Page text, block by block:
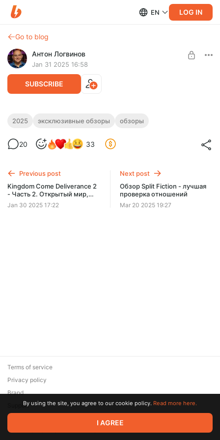
EN LOG IN
Go to blog
Антон Логвинов
Jan 31 2025 16:58
SUBSCRIBE
Kingdom Come Deliverance 2 - Часть 3.
выводы
Kingdom Come Deliverance 2 закончен. В заключительной
части - о квестах и недостатках.
Истинный подписчик
2025 эксклюзивные обзоры обзоры
20 33
Previous post
Kingdom Come Deliverance 2
- Часть 2. Открытый мир,
механики
Jan 30 2025 17:22
Next post
Обзор Split Fiction - лучшая
проверка отношений
Mar 20 2025 19:27
© 2026 Zaya Solutions Limited. All rights reserved. All trademarks
are the property of their respective owners.
Terms of service
Privacy policy
Brand
SupportBy using the site, you agree to our cookie policy. Read more here.
I AGREE